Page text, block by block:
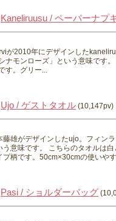
Kaneliruusu / ペーパーナプ
が2010年にデザインした
ナモンローズ」という意味です
す。グリー...
Ujo / ゲストタオル (10,147pv)
藤雄がデザインしたujo。フィンラ
う意味です。 こちらのタオルは
プ柄です。50cm×30cmの使いや
Pasi / ショルダーバッグ